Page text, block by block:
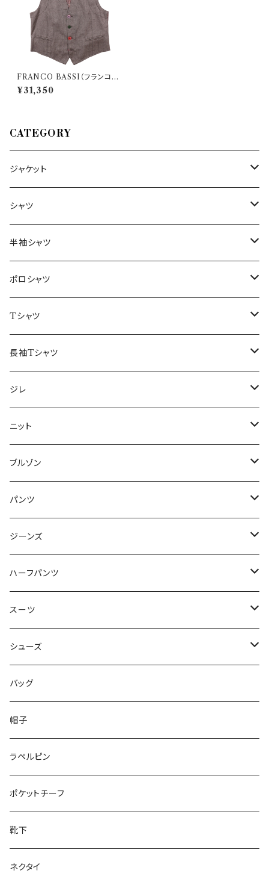
FRANCO BASSI（フランコバ
ッシ） ジレ 30714 35093
¥31,350
CATEGORY
ジャケット
～44/S
46/M
48/L
50/XL～
シャツ
～44/S
46/M
48/L
50/XL～
半袖シャツ
～44/S
46/M
48/L
50/XL～
ポロシャツ
～44/S
46/M
48/L
50/XL～
Tシャツ
～44/S
46/M
48/L
50/XL～
長袖Tシャツ
～44/S
46/M
48/L
50/XL～
ジレ
～44/S
46/M
48/L
50/XL～
ニット
～44/S
46/M
48/L
50/XL～
ブルゾン
～44/S
46/M
48/L
50/XL～
パンツ
～44/S
46/M
48/L
50/XL～
ジーンズ
～44/S
46/M
48/L
50/XL～
ハーフパンツ
～44/S
46/M
48/L
50/XL～
スーツ
～44/S
46/M
48/L
50/XL～
シューズ
～25.5cm
26cm～
27cm～
28cm～
バッグ
帽子
ラペルピン
ポケットチーフ
靴下
ネクタイ